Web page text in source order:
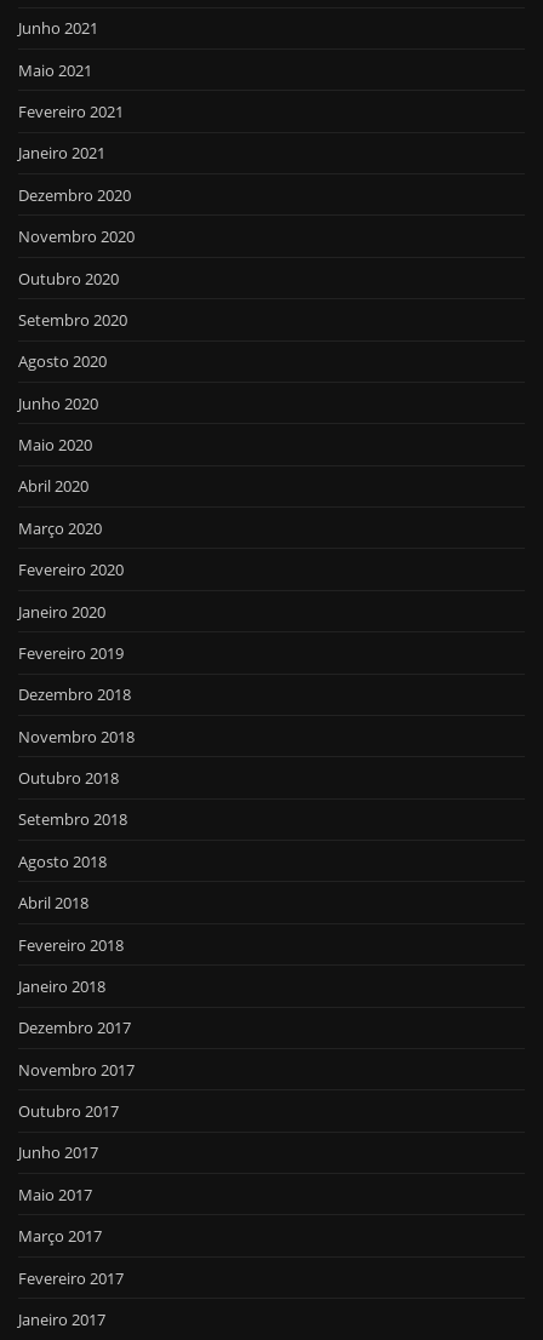
Junho 2021
Maio 2021
Fevereiro 2021
Janeiro 2021
Dezembro 2020
Novembro 2020
Outubro 2020
Setembro 2020
Agosto 2020
Junho 2020
Maio 2020
Abril 2020
Março 2020
Fevereiro 2020
Janeiro 2020
Fevereiro 2019
Dezembro 2018
Novembro 2018
Outubro 2018
Setembro 2018
Agosto 2018
Abril 2018
Fevereiro 2018
Janeiro 2018
Dezembro 2017
Novembro 2017
Outubro 2017
Junho 2017
Maio 2017
Março 2017
Fevereiro 2017
Janeiro 2017